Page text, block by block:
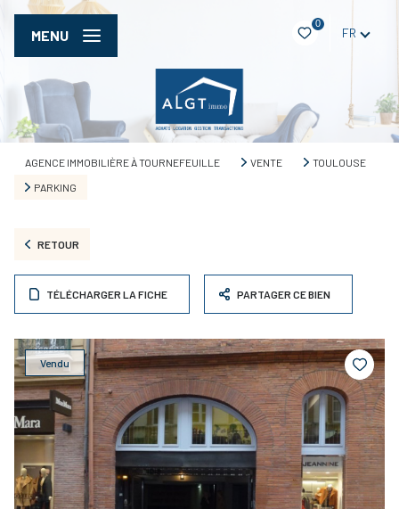
0
FR
MENU
AGENCE IMMOBILIÈRE À TOURNEFEUILLE VENTE
TOULOUSE
PARKING
RETOUR
TÉLÉCHARGER LA FICHE PARTAGER CE BIEN
Vendu